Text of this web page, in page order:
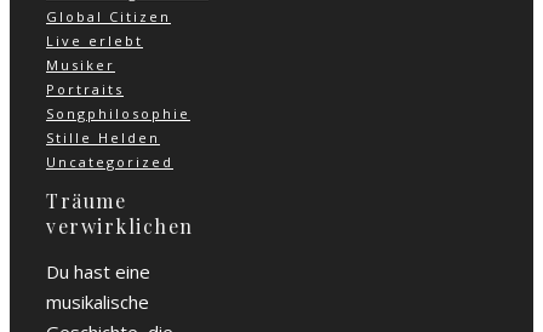
Global Citizen
Live erlebt
Musiker
Portraits
Songphilosophie
Stille Helden
Uncategorized
Träume
verwirklichen
Du hast eine
musikalische